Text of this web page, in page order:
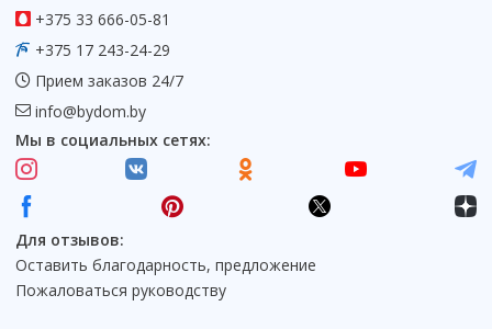
+375 33 666-05-81
+375 17 243-24-29
Прием заказов 24/7
info@bydom.by
Мы в социальных сетях:
Для отзывов:
Оставить благодарность, предложение
Пожаловаться руководству